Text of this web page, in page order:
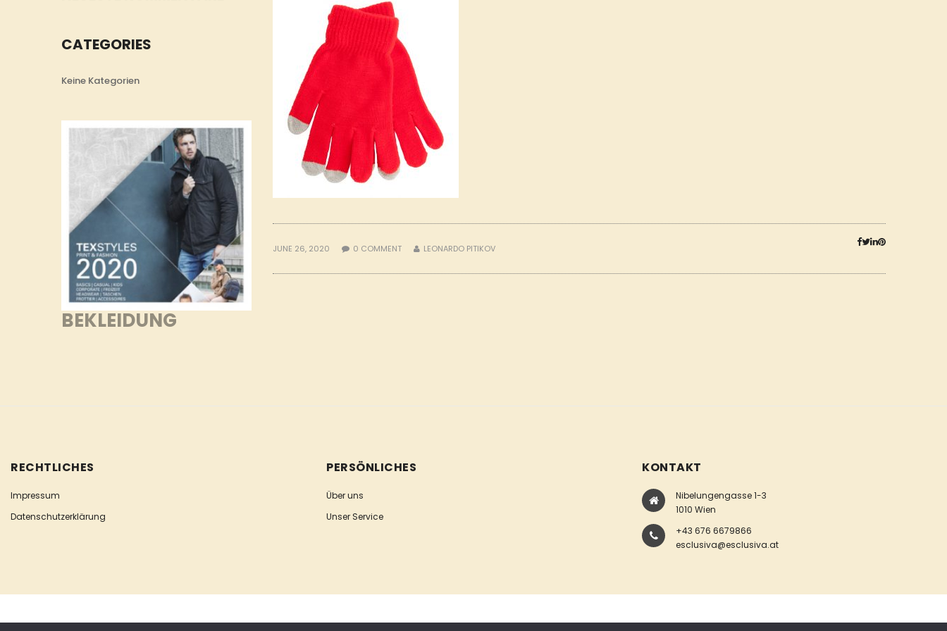
CATEGORIES
Keine Kategorien
BEKLEIDUNG
JUNE 26, 2020 0 COMMENT LEONARDO PITIKOV
RECHTLICHES
Impressum
Datenschutzerklärung
PERSÖNLICHES
Über uns
Unser Service
KONTAKT
Nibelungengasse 1-3
1010 Wien
+43 676 6679866
esclusiva@esclusiva.at